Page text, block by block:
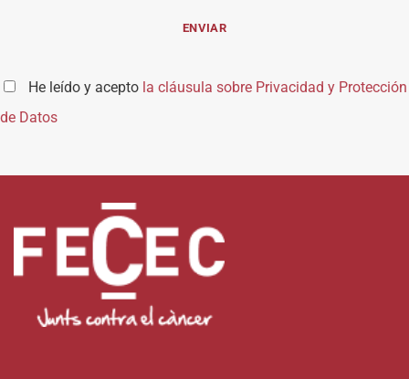
He leído y acepto la cláusula sobre Privacidad y Protección
de Datos